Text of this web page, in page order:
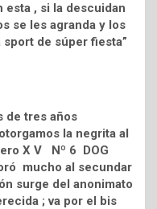
, si la descuidan
se les agranda y los
sport de súper fiesta”
de tres años
la negrita al
X V Nº 6 DOG
mucho al secundar
surge del anonimato
; va por el bis